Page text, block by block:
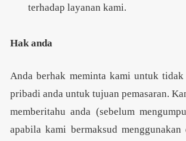
terhadap layanan kami.
Hak anda
Anda berhak meminta kami untuk tidak
pribadi anda untuk tujuan pemasaran.
memberitahu anda (sebelum
apabila kami bermaksud